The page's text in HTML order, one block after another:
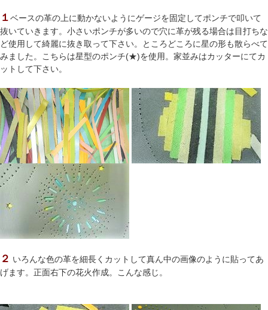
１ベースの革の上に動かないようにゲージを固定してポンチで叩いて
抜いていきます。小さいポンチが多いので穴に革が残る場合は目打ちな
ど使用して綺麗に抜き取って下さい。ところどころに星の形も散らべて
みました。こちらは星型のポンチ(★)を使用。家並みはカッターにてカ
ットして下さい。
２ いろんな色の革を細長くカットして真ん中の画像のように貼ってあ
げます。正面右下の花火作成。こんな感じ。